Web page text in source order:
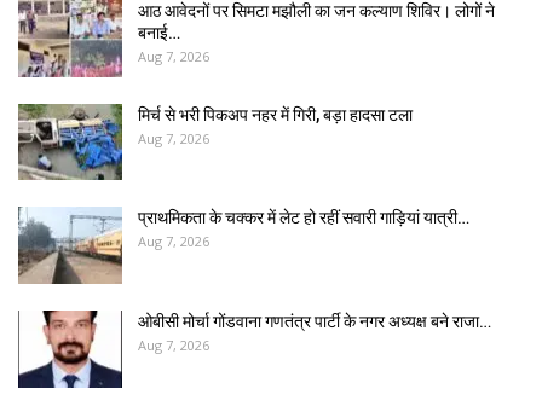
आठ आवेदनों पर सिमटा मझौली का जन कल्याण शिविर। लोगों ने
बनाई…
Aug 7, 2026
मिर्च से भरी पिकअप नहर में गिरी, बड़ा हादसा टला
Aug 7, 2026
प्राथमिकता के चक्कर में लेट हो रहीं सवारी गाड़ियां यात्री…
Aug 7, 2026
ओबीसी मोर्चा गोंडवाना गणतंत्र पार्टी के नगर अध्यक्ष बने राजा…
Aug 7, 2026